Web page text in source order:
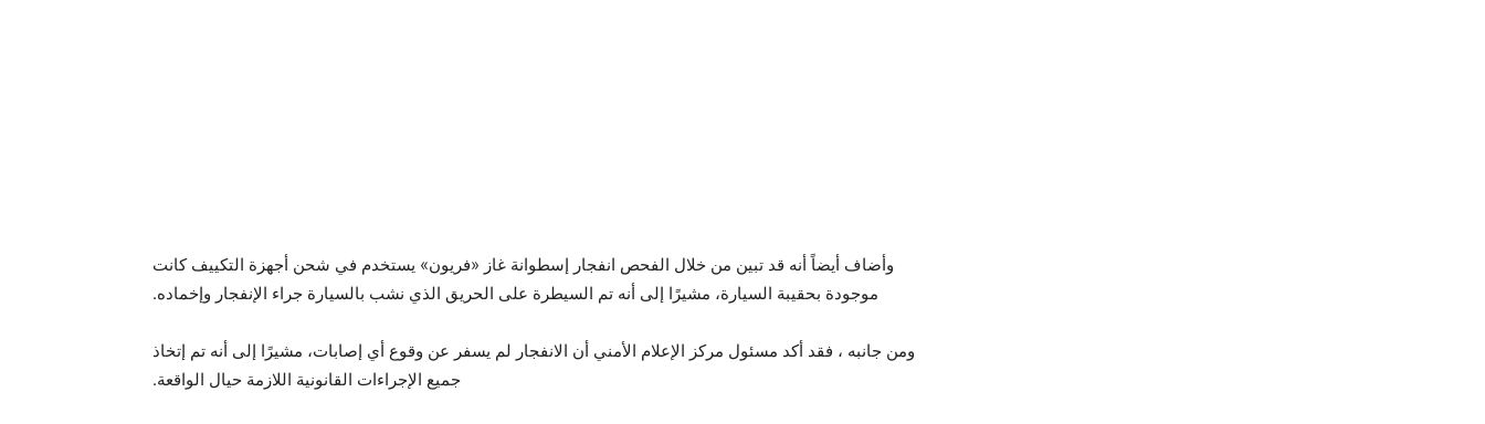
وأضاف أيضاً أنه قد تبين من خلال الفحص انفجار إسطوانة غاز «فريون» يستخدم في شحن أجهزة التكييف كانت
موجودة بحقيبة السيارة، مشيرًا إلى أنه تم السيطرة على الحريق الذي نشب بالسيارة جراء الإنفجار وإخماده.
ومن جانبه ، فقد أكد مسئول مركز الإعلام الأمني أن الانفجار لم يسفر عن وقوع أي إصابات، مشيرًا إلى أنه تم إتخاذ
جميع الإجراءات القانونية اللازمة حيال الواقعة.